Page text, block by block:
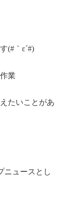
(#｀ε´#)
業
たいことがあ
ニュースとし